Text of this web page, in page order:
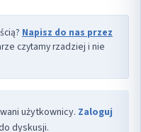
Napisz do nas przez
czytamy rzadziej i nie
użytkownicy. Zaloguj
dyskusji.